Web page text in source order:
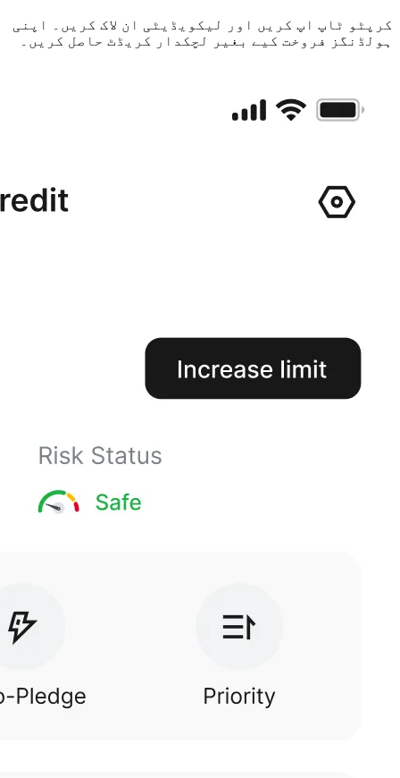
کرپٹو ٹاپ اپ کریں اور لیکویڈیٹی ان لاک کریں۔ اپنی
ہولڈنگز فروخت کیے بغیر لچکدار کریڈٹ حاصل کریں۔